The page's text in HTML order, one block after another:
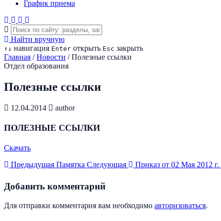
График приема
Найти вручную
↑ ↓ навигация Enter открыть Esc закрыть
Главная / Новости / Полезные ссылки
Отдел образования
Полезные ссылки
12.04.2014 author
ПОЛЕЗНЫЕ ССЫЛКИ
Скачать
Предыдущая Памятка Следующая Приказ от 02 Мая 2012
Добавить комментарий
Для отправки комментария вам необходимо авторизоваться.